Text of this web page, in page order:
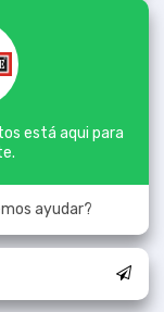
está aqui para
ayudar?